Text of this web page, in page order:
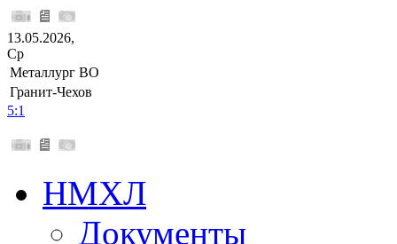
13.05.2026,
Ср
Металлург ВО
Гранит-Чехов
5:1
НМХЛ
Документы